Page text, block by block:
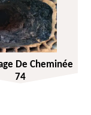
De Cheminée
74